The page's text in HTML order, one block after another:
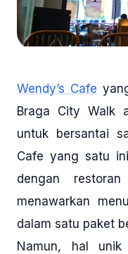
Wendy’s Cafe
Braga City Walk
untuk bersantai
Cafe yang satu
dengan
menawarkan
dalam satu paket
Namun, hal